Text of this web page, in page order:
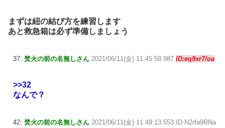
まずは紐の結び方を練習します
あと救急箱は必ず準備しましょう
37: 焚火の前の名無しさん 2021/06/11(金) 11:45:58.987 ID:eq9xr7/oa
>>32
なんで？
42: 焚火の前の名無しさん 2021/06/11(金) 11:49:13.553 ID:N2rfa9RNa